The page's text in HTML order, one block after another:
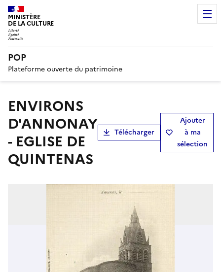
MINISTÈRE
DE LA CULTURE
POP
Plateforme ouverte du patrimoine
ENVIRONS
D'ANNONAY
- EGLISE DE
QUINTENAS
Télécharger
Ajouter
à ma
sélection